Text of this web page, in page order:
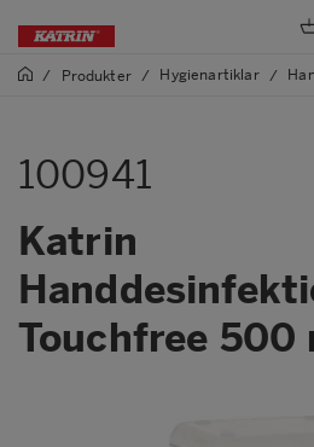
/ Produkter / Hygienartiklar /
100941
Katrin
Touchfree 500